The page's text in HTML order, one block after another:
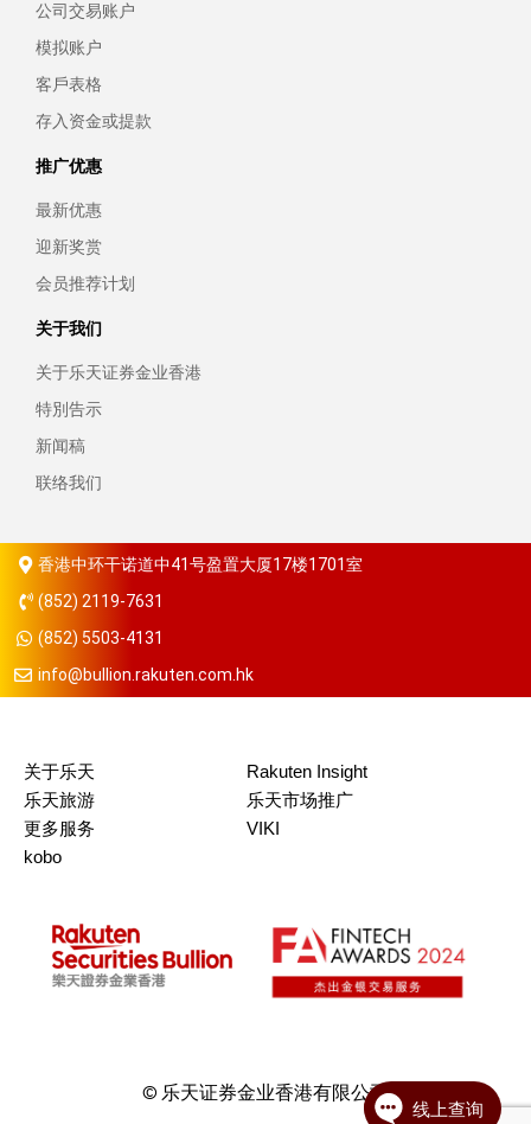
公司交易账户
模拟账户
客戶表格
存入资金或提款
推广优惠
最新优惠
迎新奖赏
会员推荐计划
关于我们
关于乐天证券金业香港
特別告示
新闻稿
联络我们
香港中环干诺道中41号盈置大厦17楼1701室
(852) 2119-7631
(852) 5503-4131
info@bullion.rakuten.com.hk
关于乐天
Rakuten Insight
乐天旅游
乐天市场推广
更多服务
VIKI
kobo
© 乐天证券金业香港有限公司